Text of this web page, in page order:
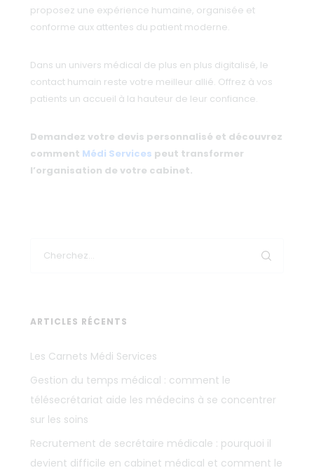
proposez une expérience humaine, organisée et
conforme aux attentes du patient moderne.
Dans un univers médical de plus en plus digitalisé, le
contact humain reste votre meilleur allié. Offrez à vos
patients un accueil à la hauteur de leur confiance.
Demandez votre devis personnalisé et découvrez
comment Médi Services peut transformer
l’organisation de votre cabinet.
ARTICLES RÉCENTS
Les Carnets Médi Services
Gestion du temps médical : comment le
télésecrétariat aide les médecins à se concentrer
sur les soins
Recrutement de secrétaire médicale : pourquoi il
devient difficile en cabinet médical et comment le